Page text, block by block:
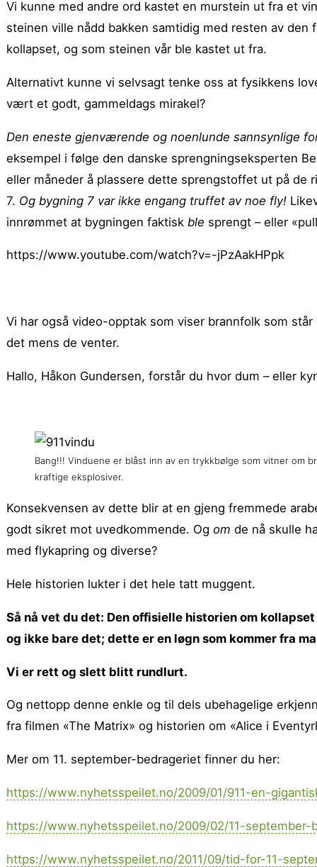
Vi kunne med andre ord kastet en murstein ut fra et
steinen ville nådd bakken samtidig med resten av
kollapset, og som steinen vår ble kastet ut fra.
Alternativt kunne vi selvsagt tenke oss at fysikkens
vært et godt, gammeldags mirakel?
Den eneste gjenværende og noenlunde sannsynlige
eksempel i følge den danske sprengningseksperten
eller måneder å plassere dette sprengstoffet ut på de
7. Og bygning 7 var ikke engang truffet av noe fly!
innrømmet at bygningen faktisk ble sprengt – eller
https://www.youtube.com/watch?v=-jPzAakHPpk
Vi har også video-opptak som viser brannfolk som
det mens de venter.
Hallo, Håkon Gundersen, forstår du hvor dum – eller
Bang!!! Vinduene er blåst inn av en trykkbølge som vitner om
kraftige eksplosiver.
Konsekvensen av dette blir at en gjeng fremmede
godt sikret mot uvedkommende. Og om de nå skulle
med flykapring og diverse?
Hele historien lukter i det hele tatt muggent.
Så nå vet du det: Den offisielle historien om
og ikke bare det; dette er en løgn som kommer fra
Vi er rett og slett blitt rundlurt.
Og nettopp denne enkle og til dels ubehagelige
fra filmen «The Matrix» og historien om «Alice i
Mer om 11. september-bedrageriet finner du her:
https://www.nyhetsspeilet.no/2009/01/911-en-
https://www.nyhetsspeilet.no/2009/02/11-
https://www.nyhetsspeilet.no/2011/09/tid-for-11-